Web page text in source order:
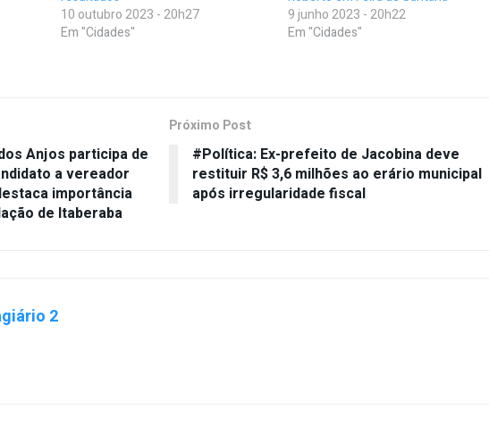
10 outubro 2023 - 20h27
Em "Cidades"
9 junho 2023 - 20h22
Em "Cidades"
Anjos participa de
a vereador
importância
de Itaberaba
Próximo Post
#Política: Ex-prefeito de Jacobina deve
restituir R$ 3,6 milhões ao erário municipal
após irregularidade fiscal
2